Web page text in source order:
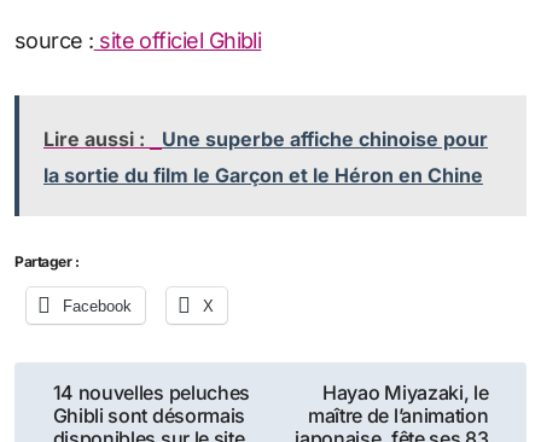
source : site officiel Ghibli
Lire aussi :
Une superbe affiche chinoise pour
la sortie du film le Garçon et le Héron en Chine
Partager :
Facebook X
Navigation
14 nouvelles peluches
Ghibli sont désormais
Hayao Miyazaki, le
maître de l’animation